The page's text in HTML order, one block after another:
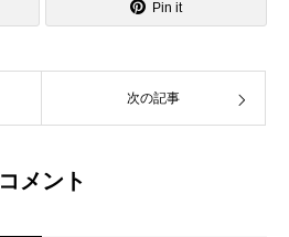
Pin it
次の記事
コメント